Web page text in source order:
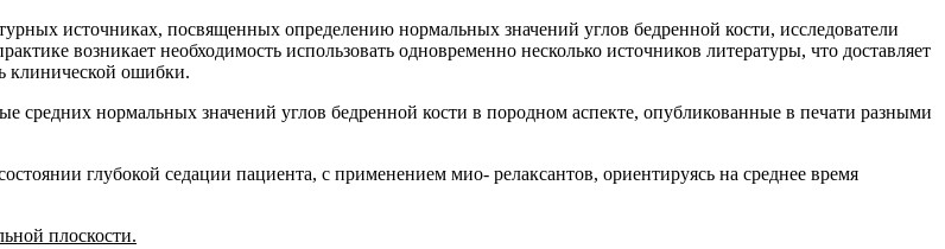
источниках, посвященных определению нормальных значений углов бедренной кости, исследователи
возникает необходимость использовать одновременно несколько источников литературы, что доставляет
клинической ошибки.
средних нормальных значений углов бедренной кости в породном аспекте, опубликованные в печати разными
глубокой седации пациента, с применением мио- релаксантов, ориентируясь на среднее время
плоскости.